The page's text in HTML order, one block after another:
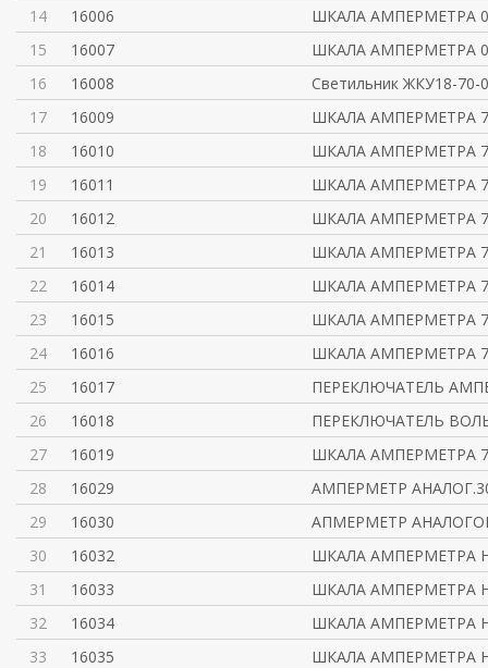
14
16006
ШКАЛА АМПЕРМЕТРА
15
16007
ШКАЛА АМПЕРМЕТРА
16
16008
Светильник ЖКУ18-70-
17
16009
ШКАЛА АМПЕРМЕТРА
18
16010
ШКАЛА АМПЕРМЕТРА
19
16011
ШКАЛА АМПЕРМЕТРА
20
16012
ШКАЛА АМПЕРМЕТРА
21
16013
ШКАЛА АМПЕРМЕТРА
22
16014
ШКАЛА АМПЕРМЕТРА
23
16015
ШКАЛА АМПЕРМЕТРА
24
16016
ШКАЛА АМПЕРМЕТРА
25
16017
ПЕРЕКЛЮЧАТЕЛЬ
26
16018
ПЕРЕКЛЮЧАТЕЛЬ
27
16019
ШКАЛА АМПЕРМЕТРА
28
16029
АМПЕРМЕТР
29
16030
АПМЕРМЕТР
30
16032
ШКАЛА АМПЕРМЕТРА
31
16033
ШКАЛА АМПЕРМЕТРА
32
16034
ШКАЛА АМПЕРМЕТРА
33
16035
ШКАЛА АМПЕРМЕТРА